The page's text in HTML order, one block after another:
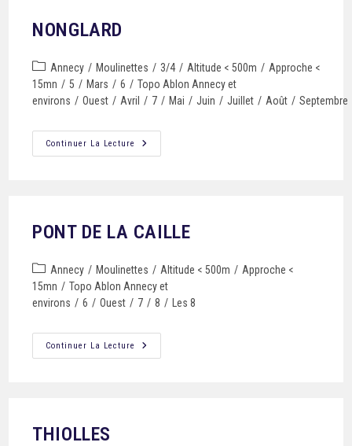
NONGLARD
Annecy / Moulinettes / 3/4 / Altitude < 500m / Approche <
15mn / 5 / Mars / 6 / Topo Ablon Annecy et
environs / Ouest / Avril / 7 / Mai / Juin / Juillet / Août / Septembre
Continuer La Lecture
PONT DE LA CAILLE
Annecy / Moulinettes / Altitude < 500m / Approche <
15mn / Topo Ablon Annecy et
environs / 6 / Ouest / 7 / 8 / Les 8
Continuer La Lecture
THIOLLES